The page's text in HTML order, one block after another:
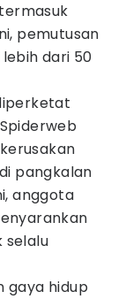
pemutusan
dari 50
pangkalan
anggota
selalu
gaya hidup